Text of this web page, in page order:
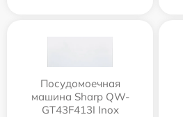
Посудомоечная
машина Sharp QW-
GT43F413I Inox